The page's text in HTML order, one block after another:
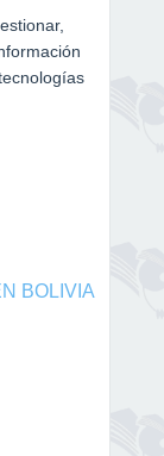
BOLIVIA